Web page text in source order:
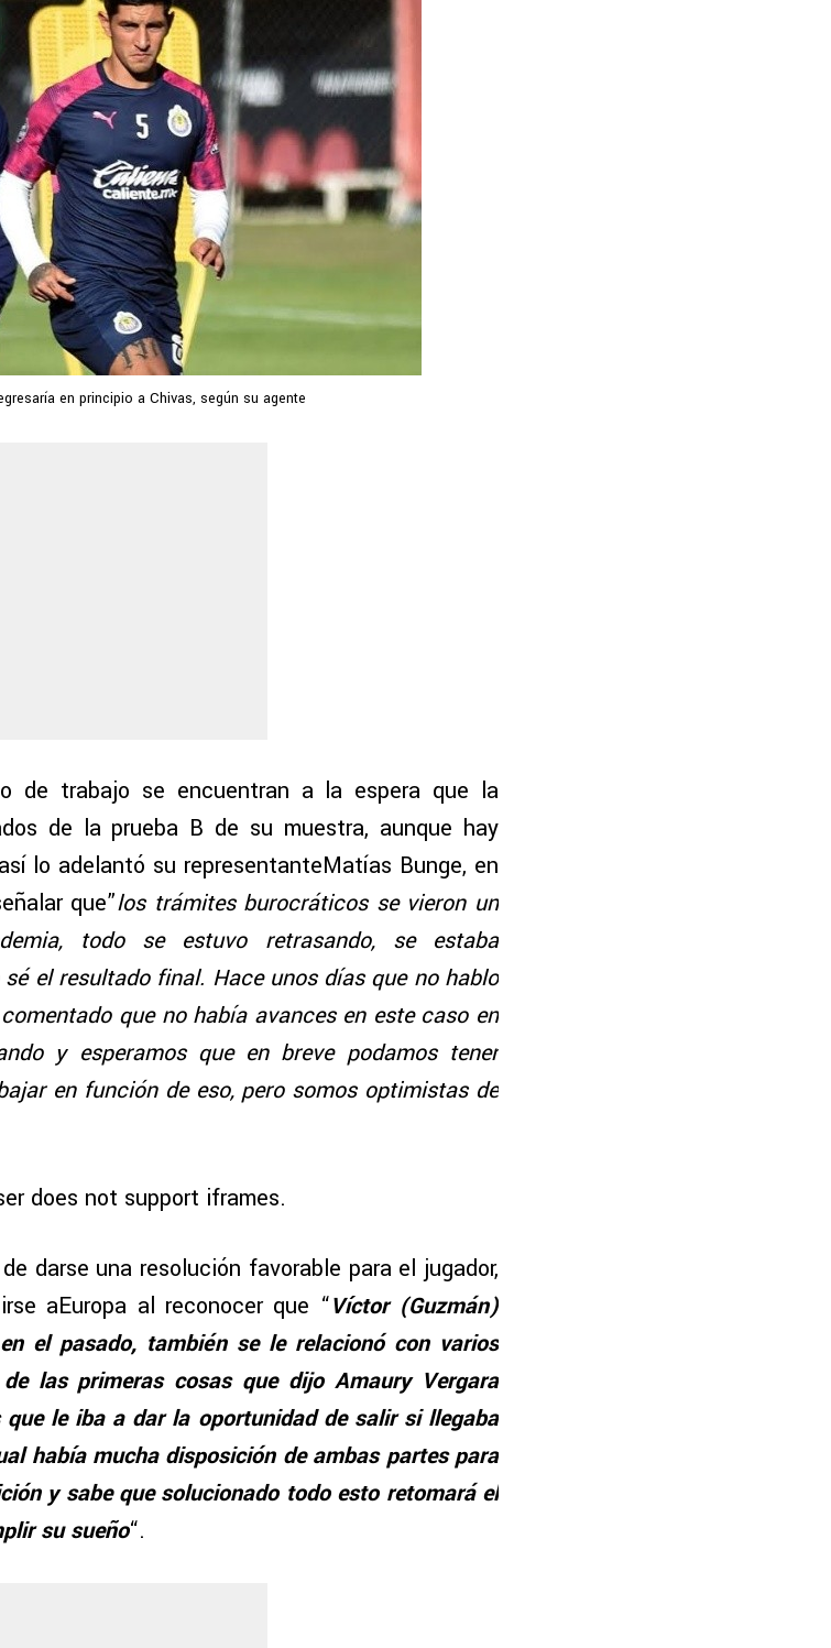
en principio a Chivas, según su agente
de trabajo se encuentran a la espera que la
de la prueba B de su muestra, aunque hay
lo adelantó su representanteMatías Bunge, en
que”los trámites burocráticos se vieron un
todo se estuvo retrasando, se estaba
el resultado final. Hace unos días que no hablo
que no había avances en este caso en
y esperamos que en breve podamos tener
en función de eso, pero somos optimistas de
does not support iframes.
darse una resolución favorable para el jugador,
aEuropa al reconocer que “Víctor (Guzmán)
el pasado, también se le relacionó con varios
las primeras cosas que dijo Amaury Vergara
le iba a dar la oportunidad de salir si llegaba
había mucha disposición de ambas partes para
y sabe que solucionado todo esto retomará el
su sueño“.